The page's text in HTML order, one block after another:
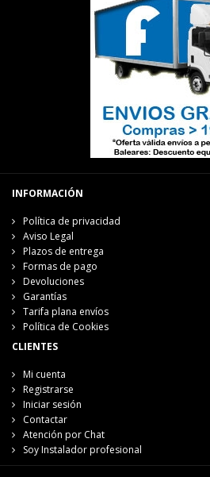
INFORMACIÓN
Política de privacidad
Aviso Legal
Plazos de entrega
Formas de pago
Devoluciones
Garantías
Tarifa plana envíos
Política de Cookies
CLIENTES
Mi cuenta
Registrarse
Iniciar sesión
Contactar
Atención por Chat
Soy Instalador profesional